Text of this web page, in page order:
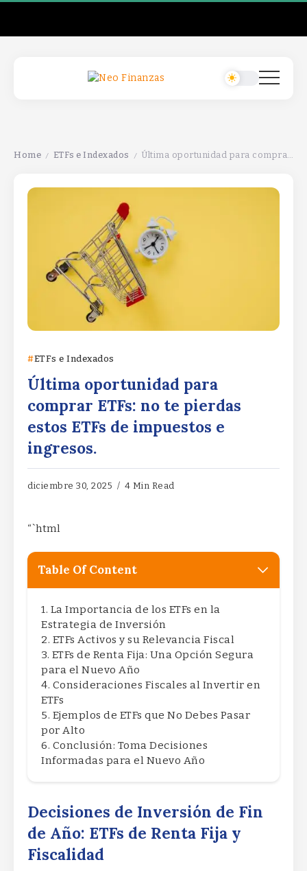
Home / ETFs e Indexados / Última oportunidad para comprar ETFs: no te pierdas estos ETFs de impuestos e ingresos.
ETFs e Indexados
Última oportunidad para
comprar ETFs: no te pierdas
estos ETFs de impuestos e
ingresos.
diciembre 30, 2025 4 Min Read
“`html
Table Of Content
La Importancia de los ETFs en la
Estrategia de Inversión
ETFs Activos y su Relevancia Fiscal
ETFs de Renta Fija: Una Opción Segura
para el Nuevo Año
Consideraciones Fiscales al Invertir en
ETFs
Ejemplos de ETFs que No Debes Pasar
por Alto
Conclusión: Toma Decisiones
Informadas para el Nuevo Año
Decisiones de Inversión de Fin
de Año: ETFs de Renta Fija y
Fiscalidad